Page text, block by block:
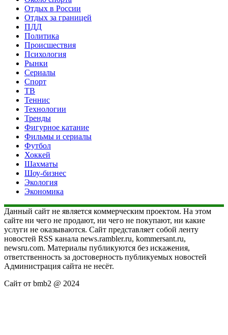
Отдых в России
Отдых за границей
ПДД
Политика
Происшествия
Психология
Рынки
Сериалы
Спорт
ТВ
Теннис
Технологии
Тренды
Фигурное катание
Фильмы и сериалы
Футбол
Хоккей
Шахматы
Шоу-бизнес
Экология
Экономика
Данный сайт не является коммерческим проектом. На этом
сайте ни чего не продают, ни чего не покупают, ни какие
услуги не оказываются. Сайт представляет собой ленту
новостей RSS канала news.rambler.ru, kommersant.ru,
newsru.com. Материалы публикуются без искажения,
ответственность за достоверность публикуемых новостей
Администрация сайта не несёт.
Сайт от bmb2 @ 2024